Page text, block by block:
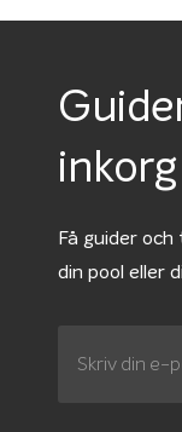
inkorg
Få guider
din pool eller